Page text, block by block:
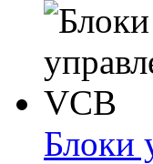
Блоки